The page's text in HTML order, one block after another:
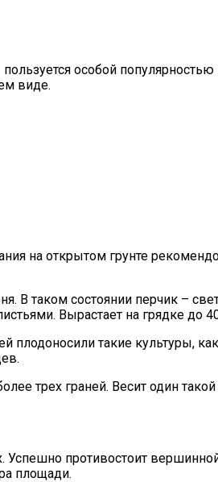
особой популярностью
виде.
на открытом грунте
В таком состоянии перчик –
Вырастает на грядке до
такие культуры,
трех граней. Весит один
Успешно противостоит
площади.